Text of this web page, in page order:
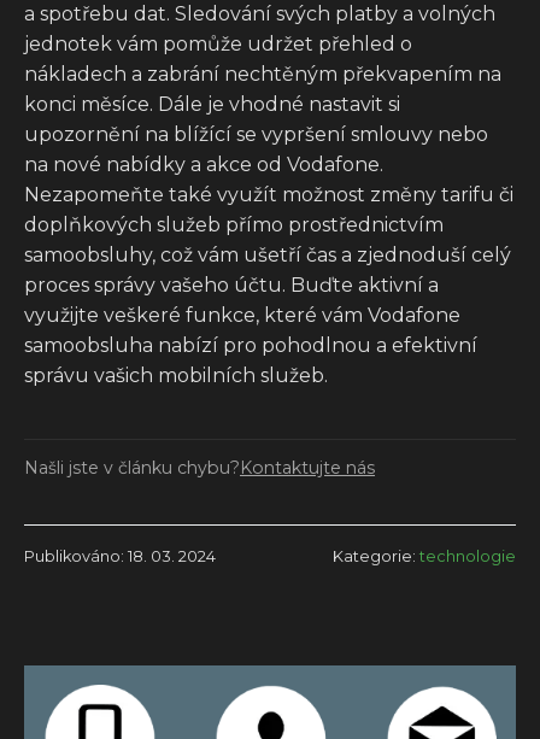
a spotřebu dat. Sledování svých platby a volných
jednotek vám pomůže udržet přehled o
nákladech a zabrání nechtěným překvapením na
konci měsíce. Dále je vhodné nastavit si
upozornění na blížící se vypršení smlouvy nebo
na nové nabídky a akce od Vodafone.
Nezapomeňte také využít možnost změny tarifu či
doplňkových služeb přímo prostřednictvím
samoobsluhy, což vám ušetří čas a zjednoduší celý
proces správy vašeho účtu. Buďte aktivní a
využijte veškeré funkce, které vám Vodafone
samoobsluha nabízí pro pohodlnou a efektivní
správu vašich mobilních služeb.
Našli jste v článku chybu?Kontaktujte nás
Publikováno: 18. 03. 2024 Kategorie: technologie